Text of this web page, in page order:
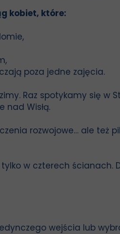
kobiet, które:
poza jedne zajęcia.
Raz spotykamy się w
nad Wisłą.
rozwojowe… ale też
w czterech ścianach.
wejścia lub